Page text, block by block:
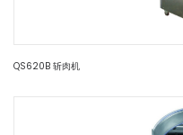
QS620B 斩肉机